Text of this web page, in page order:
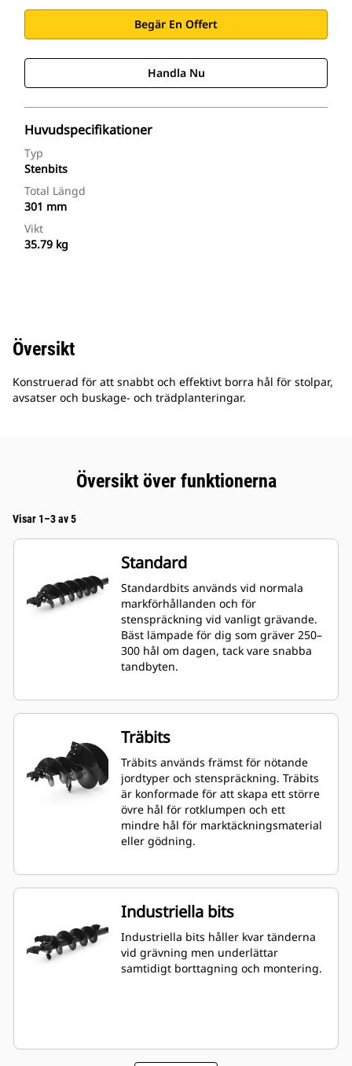
Begär En Offert
Handla Nu
Huvudspecifikationer
Typ
Stenbits
Total Längd
301 mm
Vikt
35.79 kg
Översikt
Konstruerad för att snabbt och effektivt borra hål för stolpar,
avsatser och buskage- och trädplanteringar.
Översikt över funktionerna
Visar 1–3 av 5
Standard
Standardbits används vid normala
markförhållanden och för
stenspräckning vid vanligt grävande.
Bäst lämpade för dig som gräver 250–
300 hål om dagen, tack vare snabba
tandbyten.
Träbits
Träbits används främst för nötande
jordtyper och stenspräckning. Träbits
är konformade för att skapa ett större
övre hål för rotklumpen och ett
mindre hål för marktäckningsmaterial
eller gödning.
Industriella bits
Industriella bits håller kvar tänderna
vid grävning men underlättar
samtidigt borttagning och montering.